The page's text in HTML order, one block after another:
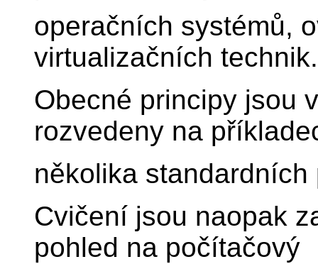
operačních systémů,
virtualizačních technik.
Obecné principy jsou
rozvedeny na
několika
Cvičení jsou naopak
pohled na počítačový